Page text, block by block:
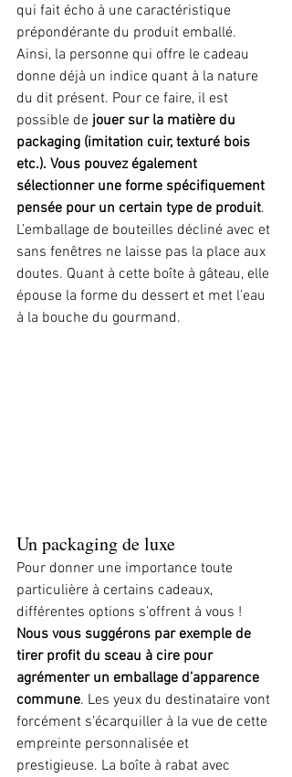
qui fait écho à une caractéristique
prépondérante du produit emballé.
Ainsi, la personne qui offre le cadeau
donne déjà un indice quant à la nature
du dit présent. Pour ce faire, il est
possible de jouer sur la matière du
packaging (imitation cuir, texturé bois
etc.). Vous pouvez également
sélectionner une forme spécifiquement
pensée pour un certain type de produit.
L’emballage de bouteilles décliné avec et
sans fenêtres ne laisse pas la place aux
doutes. Quant à cette boîte à gâteau, elle
épouse la forme du dessert et met l’eau
à la bouche du gourmand.
Un packaging de luxe
Pour donner une importance toute
particulière à certains cadeaux,
différentes options s’offrent à vous !
Nous vous suggérons par exemple de
tirer profit du sceau à cire pour
agrémenter un emballage d’apparence
commune. Les yeux du destinataire vont
forcément s’écarquiller à la vue de cette
empreinte personnalisée et
prestigieuse. La boîte à rabat avec